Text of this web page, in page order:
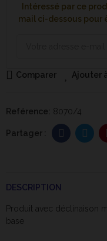
Intéressé par ce
mail ci-dessous pour
Comparer Ajouter
Reférence: 8070/4
DESCRIPTION
Produit avec déclinaison
base